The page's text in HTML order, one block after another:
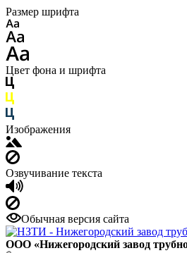
Размер шрифта
Цвет фона и шрифта
Изображения
Озвучивание текста
Обычная версия сайта
ООО «Нижегородский завод